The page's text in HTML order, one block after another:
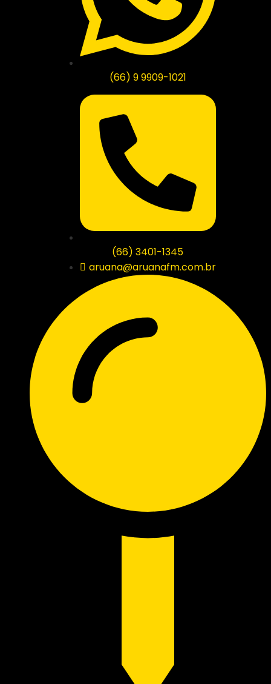
(66) 9 9909-1021
(66) 3401-1345
aruana@aruanafm.com.br